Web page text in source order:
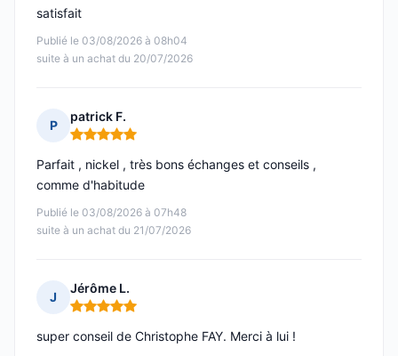
Publié le 03/08/2026 à 08h04
suite à un achat du 20/07/2026
satisfait
P
patrick F.
Note : 5 sur 5
Publié le 03/08/2026 à 07h48
suite à un achat du 21/07/2026
Parfait , nickel , très bons échanges et conseils ,
comme d'habitude
J
Jérôme L.
Note : 5 sur 5
super conseil de Christophe FAY. Merci à lui !